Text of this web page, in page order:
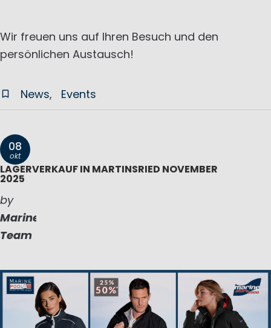
Wir freuen uns auf Ihren Besuch und den
persönlichen Austausch!
News Events
08
okt
LAGERVERKAUF IN MARTINSRIED NOVEMBER
2025
by
Marinepool
Team